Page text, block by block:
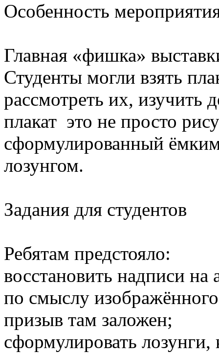
Особенность
Главная «фишка»
Студенты могли взять
рассмотреть их,
плакат это не просто
сформулированный
лозунгом.
Задания для студентов
Ребятам предстояло:
восстановить надписи на
по смыслу
призыв там заложен;
сформулировать лозунги,